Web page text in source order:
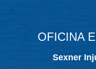
OFICINA
Sexner